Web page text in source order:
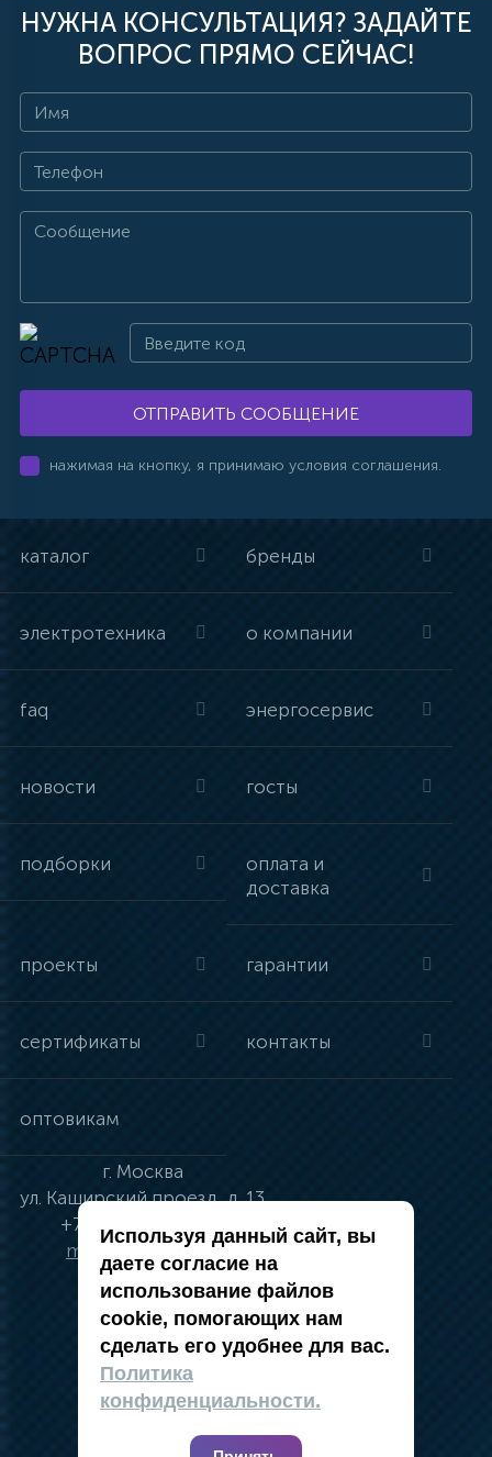
НУЖНА КОНСУЛЬТАЦИЯ? ЗАДАЙТЕ
ВОПРОС ПРЯМО СЕЙЧАС!
ОТПРАВИТЬ СООБЩЕНИЕ
нажимая на кнопку, я принимаю условия соглашения.
каталог бренды
электротехника о компании
faq энергосервис
новости госты
подборки
оплата и
доставка
проекты гарантии
сертификаты контакты
оптовикам
г. Москва
ул. Каширский проезд, д. 13
+7 (495) 134-41-83
moskva@vincci.ru
политика в отношении обработки
персональных данных
публичная оферта
карта сайта
Используя данный сайт, вы
даете согласие на
использование файлов
cookie, помогающих нам
сделать его удобнее для вас.
Политика
конфиденциальности.